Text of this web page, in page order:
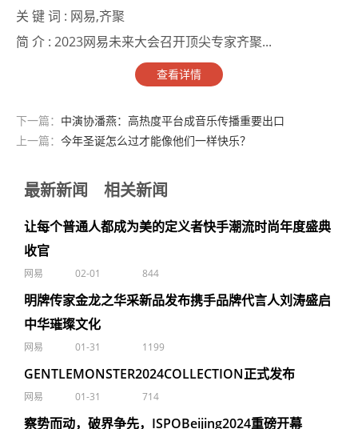
关 键 词 : 网易,齐聚
简 介 : 2023网易未来大会召开顶尖专家齐聚...
查看详情
下一篇： 中演协潘燕：高热度平台成音乐传播重要出口
上一篇： 今年圣诞怎么过才能像他们一样快乐？
最新新闻 相关新闻
让每个普通人都成为美的定义者快手潮流时尚年度盛典
收官
网易 02-01 844
明牌传家金龙之华采新品发布携手品牌代言人刘涛盛启
中华璀璨文化
网易 01-31 1199
GENTLEMONSTER2024COLLECTION正式发布
网易 01-31 714
察势而动，破界争先，ISPOBeijing2024重磅开幕